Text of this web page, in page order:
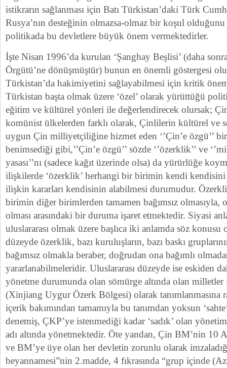
istikrarın sağlanması için Batı Türkistan’daki Türk
Rusya’nın desteğinin olmazsa-olmaz bir koşul
politikada bu devletlere büyük önem vermektedirler.
İşte Nisan 1996’da kurulan ‘Şanghay Beşlisi’ (daha
Örgütü’ne dönüşmüştür) bunun en önemli göstergesi
Türkistan’da hakimiyetini sağlayabilmesi için kritik
Türkistan başta olmak üzere ‘özel’ olarak yürüttüğü
eğitim ve kültürel yönleri ile değerlendirecek olursak;
komünist ülkelerden farklı olarak, Çinlilerin kültürel ve
uygun Çin milliyetçiliğine hizmet eden ‘’Çin’e özgü’’
benimsediği gibi,’’Çin’e özgü’’ sözde ‘’özerklik’’ ve
yasası’’nı (sadece kağıt üzerinde olsa) da yürürlüğe
ilişkilerde ‘özerklik’ herhangi bir birimin kendi
ilişkin kararları kendisinin alabilmesi durumudur.
birimin diğer birimlerden tamamen bağımsız olmasıyla,
olması arasındaki bir duruma işaret etmektedir. Siyasi
uluslararası olmak üzere başlıca iki anlamda söz konusu
düzeyde özerklik, bazı kuruluşların, bazı baskı
bağımsız olmakla beraber, doğrudan ona bağımlı
yararlanabilmeleridir. Uluslararası düzeyde ise eskiden
yönetme durumunda olan sömürge altında olan
(Xinjiang Uygur Özerk Bölgesi) olarak tanımlanmasına
içerik bakımından tamamıyla bu tanımdan yoksun
denemiş, ÇKP’ye istenmediği kadar ‘sadık’ olan
adı altında yönetmektedir. Öte yandan, Çin BM’nin 10
ve BM’ye üye olan her devletin zorunlu olarak
beyannamesi”nin 2.madde, 4 fıkrasında “grup içinde